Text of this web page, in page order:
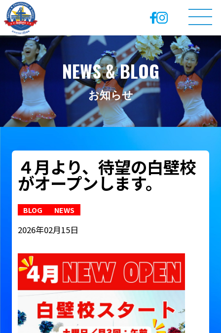
NEWS & BLOG
お知らせ
４月より、待望の白壁校
がオープンします。
BLOG NEWS
2026年02月15日